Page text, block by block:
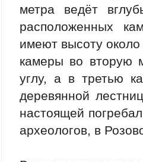
метра ведёт
расположенных
имеют высоту
камеры во вторую
углу, а в третью
деревянной
настоящей
археологов, в